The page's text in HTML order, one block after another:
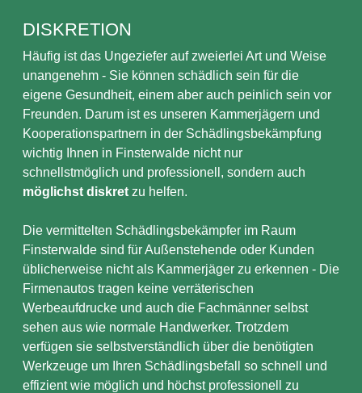
DISKRETION
Häufig ist das Ungeziefer auf zweierlei Art und Weise
unangenehm - Sie können schädlich sein für die
eigene Gesundheit, einem aber auch peinlich sein vor
Freunden. Darum ist es unseren Kammerjägern und
Kooperationspartnern in der Schädlingsbekämpfung
wichtig Ihnen in Finsterwalde nicht nur
schnellstmöglich und professionell, sondern auch
möglichst diskret zu helfen.
Die vermittelten Schädlingsbekämpfer im Raum
Finsterwalde sind für Außenstehende oder Kunden
üblicherweise nicht als Kammerjäger zu erkennen - Die
Firmenautos tragen keine verräterischen
Werbeaufdrucke und auch die Fachmänner selbst
sehen aus wie normale Handwerker. Trotzdem
verfügen sie selbstverständlich über die benötigten
Werkzeuge um Ihren Schädlingsbefall so schnell und
effizient wie möglich und höchst professionell zu